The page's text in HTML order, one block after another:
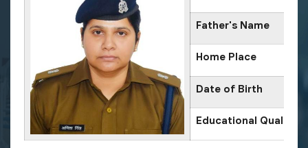
Father's Name
Home Place
Date of Birth
Educational